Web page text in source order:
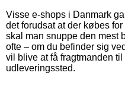
Visse e-shops i Danmark
det forudsat at der købes
skal man snuppe den mest
ofte – om du befinder sig
vil blive at få fragtmanden
udleveringssted.